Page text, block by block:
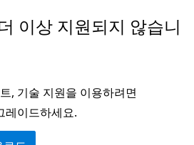
이상 지원되지 않습니
, 기술 지원을 이용하려면
이드하세요.